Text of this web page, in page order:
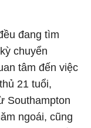
đang tìm
chuyển
tâm đến việc
21 tuổi,
Southampton
ngoái, cũng